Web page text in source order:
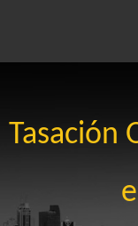
contenido
Tasación